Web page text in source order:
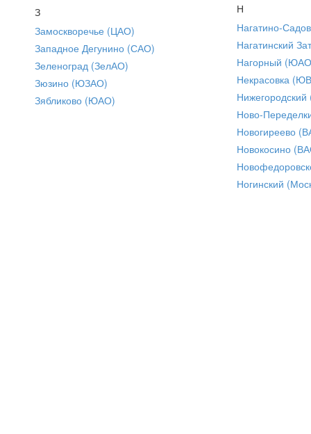
З
Замоскворечье (ЦАО)
Западное Дегунино (САО)
Зеленоград (ЗелАО)
Зюзино (ЮЗАО)
Зябликово (ЮАО)
Н
Нагатино-
Нагатинский
Нагорный
Некрасовка
Ново-
Новогиреево
Новокосино
Ногинский